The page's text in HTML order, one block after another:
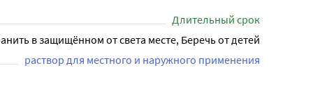
Длительный срок
в защищённом от света месте, Беречь от детей
раствор для местного и наружного применения